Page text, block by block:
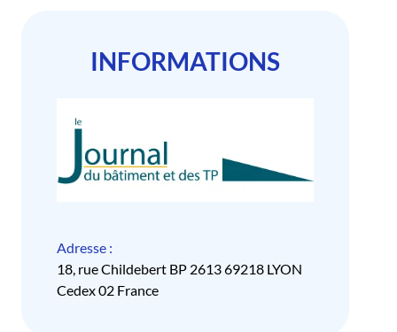
INFORMATIONS
Adresse :
18, rue Childebert BP 2613 69218 LYON
Cedex 02 France